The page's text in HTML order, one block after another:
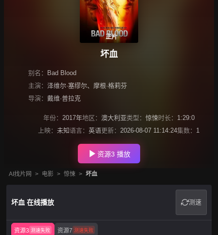
正片
坏血
别名：
Bad Blood
主演： 泽维尔·塞缪尔、 摩根·格莉芬
导演： 戴维·普拉克
年份： 2017年地区： 澳大利亚类型： 惊悚时长： 1:29:0
上映： 未知语言： 英语更新： 2026-08-07 11:14:24集数： 1
资源3 播放
AI找片网 > 电影 > 惊悚 > 坏血
坏血 在线播放 测速
资源3 测速失败 资源7 测速失败